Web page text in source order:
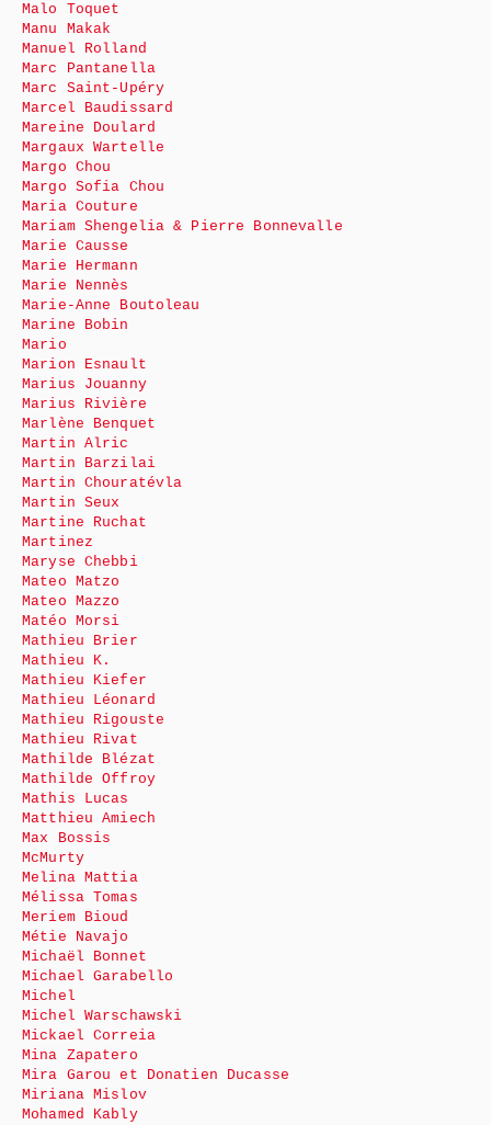
Malo Toquet
Manu Makak
Manuel Rolland
Marc Pantanella
Marc Saint-Upéry
Marcel Baudissard
Mareine Doulard
Margaux Wartelle
Margo Chou
Margo Sofia Chou
Maria Couture
Mariam Shengelia & Pierre Bonnevalle
Marie Causse
Marie Hermann
Marie Nennès
Marie-Anne Boutoleau
Marine Bobin
Mario
Marion Esnault
Marius Jouanny
Marius Rivière
Marlène Benquet
Martin Alric
Martin Barzilai
Martin Chouratévla
Martin Seux
Martine Ruchat
Martinez
Maryse Chebbi
Mateo Matzo
Mateo Mazzo
Matéo Morsi
Mathieu Brier
Mathieu K.
Mathieu Kiefer
Mathieu Léonard
Mathieu Rigouste
Mathieu Rivat
Mathilde Blézat
Mathilde Offroy
Mathis Lucas
Matthieu Amiech
Max Bossis
McMurty
Melina Mattia
Mélissa Tomas
Meriem Bioud
Métie Navajo
Michaël Bonnet
Michael Garabello
Michel
Michel Warschawski
Mickael Correia
Mina Zapatero
Mira Garou et Donatien Ducasse
Miriana Mislov
Mohamed Kably